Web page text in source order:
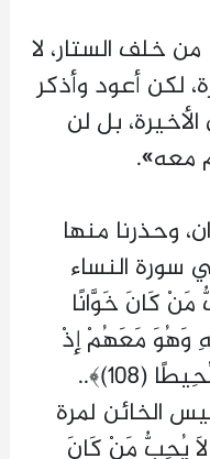
خلف الستار، لا
لكن أعود وأذكر
بل لن
معه».
وحذرنا منها
سورة النساء
مَنْ كَانَ خَوَّانًا
وَهُوَ مَعَهُمْ إِذْ
يُبَيِّتُونَ مَا لَا يَرْضَى مِنَ الْقَوْلِ وَكَانَ اللَّهُ بِمَا يَعْمَلُونَ مُحِيطًا (108)﴾..
الخائن لمرة
يُحِبُّ مَنْ كَانَ